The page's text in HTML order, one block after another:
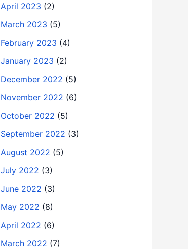
April 2023 (2)
March 2023 (5)
February 2023 (4)
January 2023 (2)
December 2022 (5)
November 2022 (6)
October 2022 (5)
September 2022 (3)
August 2022 (5)
July 2022 (3)
June 2022 (3)
May 2022 (8)
April 2022 (6)
March 2022 (7)